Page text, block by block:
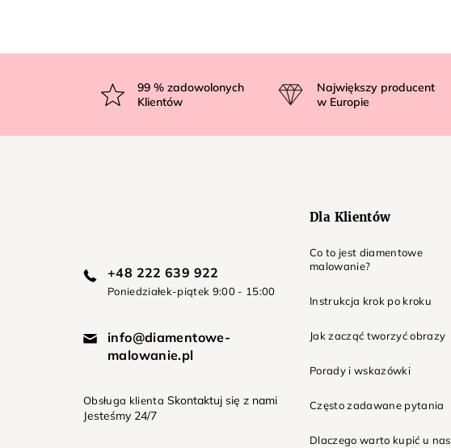
p
99% zadowolonych
Klientów
Największy producent
w Europie
+48 222 639 922
Poniedziałek-piątek 9:00 - 15:00
info@diamentowe-
malowanie.pl
Obsługa klienta Skontaktuj się z nami
Jesteśmy 24/7
Dla Klientów
Co to jest diamentowe
malowanie?
Instrukcja krok po kroku
Jak zacząć tworzyć obrazy
Porady i wskazówki
Często zadawane pytania
Dlaczego warto kupić u nas